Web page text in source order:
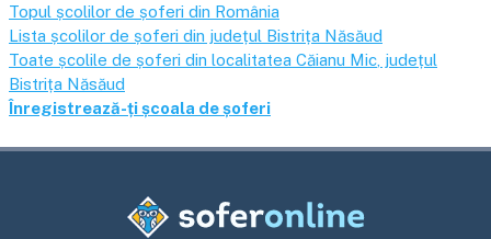
Topul școlilor de șoferi din România
Lista școlilor de șoferi din județul Bistrița Năsăud
Toate școlile de șoferi din localitatea Căianu Mic , județul
Bistrița Năsăud
Înregistrează-ți școala de șoferi